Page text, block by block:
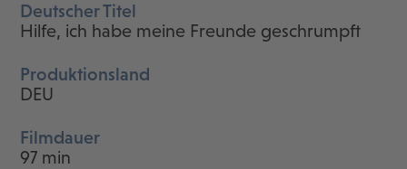
Deutscher Titel
Hilfe, ich habe meine Freunde geschrumpft
Produktionsland
DEU
Filmdauer
97 min